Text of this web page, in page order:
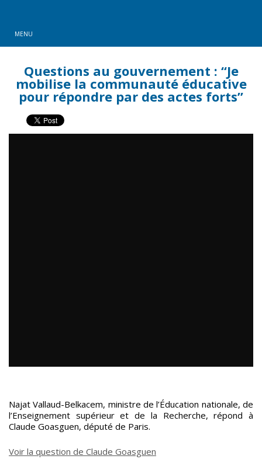
MENU
Questions au gouvernement : “Je
mobilise la communauté éducative
pour répondre par des actes forts”
Najat Vallaud-Belkacem, ministre de l’Éducation nationale, de
l’Enseignement supérieur et de la Recherche, répond à
Claude Goasguen, député de Paris.
Voir la question de Claude Goasguen